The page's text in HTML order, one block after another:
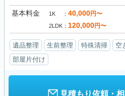
基本料金 1K 40,000円〜
2LDK 120,000円〜
遺品整理 生前整理 特殊清掃 空
部屋片付け
見積もり依頼・